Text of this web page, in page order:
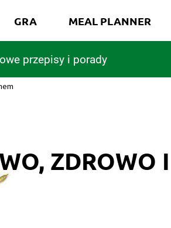
przepisy i porady
GRA MEAL PLANNER
ZDROWO